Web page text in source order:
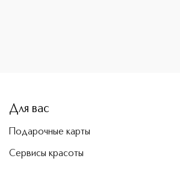
Для вас
Подарочные карты
Сервисы красоты